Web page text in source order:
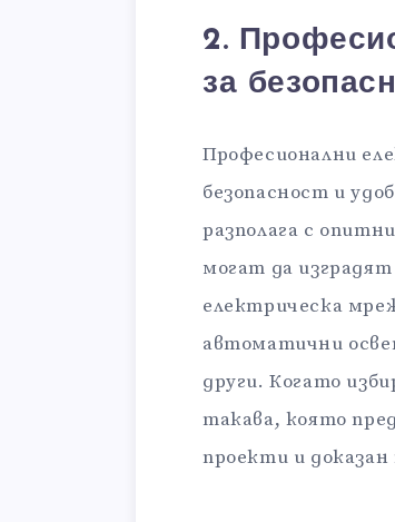
2.
за
Професионални
безопасност и
разполага с
могат да
електрическа
автоматични
други. Когато
такава, която
проекти и